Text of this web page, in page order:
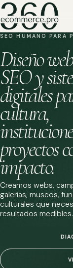
SEO HUMANO PARA
Diseño
SEO y
digitales
cultura,
proyectos
impacto.
Creamos webs,
galerías, museos,
culturales que
resultados medibles.